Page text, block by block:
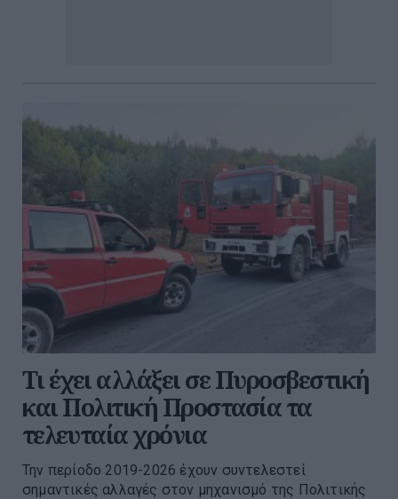
Τι έχει αλλάξει σε Πυροσβεστική
και Πολιτική Προστασία τα
τελευταία χρόνια
Την περίοδο 2019-2026 έχουν συντελεστεί
σημαντικές αλλαγές στον μηχανισμό της Πολιτικής